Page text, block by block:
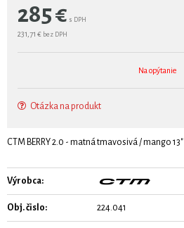
285€ s DPH
231,71 € bez DPH
Na opýtanie
Otázka na produkt
CTM BERRY 2.0 - matná tmavosivá / mango 13"
Výrobca:
Obj. čislo: 224.041